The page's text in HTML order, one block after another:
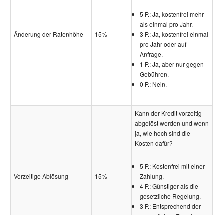
Änderung der Ratenhöhe 15%
5 P.: Ja, kostenfrei mehr
als einmal pro Jahr.
3 P.: Ja, kostenfrei einmal
pro Jahr oder auf
Anfrage.
1 P.: Ja, aber nur gegen
Gebühren.
0 P.: Nein.
Vorzeitige Ablösung 15%
Kann der Kredit vorzeitig
abgelöst werden und wenn
ja, wie hoch sind die
Kosten dafür?
5 P.: Kostenfrei mit einer
Zahlung.
4 P.: Günstiger als die
gesetzliche Regelung.
3 P.: Entsprechend der